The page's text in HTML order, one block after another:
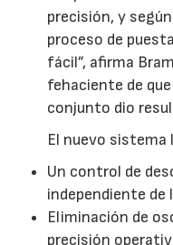
precisión, y
proceso de
fácil”, afirma
fehaciente de
conjunto dio
El nuevo sistema
Un control de
independiente de
Eliminación de
precisión